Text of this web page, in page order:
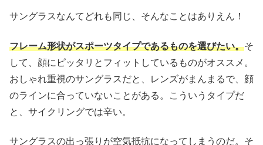
サングラスなんてどれも同じ、そんなことはありえん！
フレーム形状がスポーツタイプであるものを選びたい。そ
して、顔にピッタリとフィットしているものがオススメ。
おしゃれ重視のサングラスだと、レンズがまんまるで、顔
のラインに合っていないことがある。こういうタイプだ
と、サイクリングでは辛い。
サングラスの出っ張りが空気抵抗になってしまうのだ。そ